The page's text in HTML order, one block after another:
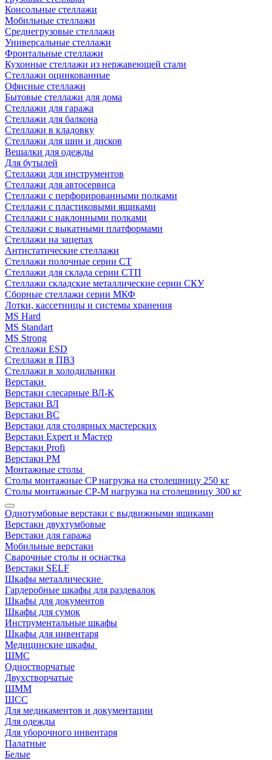
Консольные стеллажи
Мобильные стеллажи
Среднегрузовые стеллажи
Универсальные стеллажи
Фронтальные стеллажи
Кухонные стеллажи из нержавеющей стали
Стеллажи оцинкованные
Офисные стеллажи
Бытовые стеллажи для дома
Стеллажи для гаража
Стеллажи для балкона
Стеллажи в кладовку
Стеллажи для шин и дисков
Вешалки для одежды
Для бутылей
Стеллажи для инструментов
Стеллажи для автосервиса
Стеллажи с перфорированными полками
Стеллажи с пластиковыми ящиками
Стеллажи с наклонными полками
Стеллажи с выкатными платформами
Стеллажи на зацепах
Антистатические стеллажи
Стеллажи полочные серии СТ
Стеллажи для склада серии СТП
Стеллажи складские металлические серии СКУ
Сборные стеллажи серии МКФ
Лотки, кассетницы и системы хранения
MS Hard
MS Standart
MS Strong
Стеллажи ESD
Стеллажи в ПВЗ
Стеллажи в холодильники
Верстаки
Верстаки слесарные ВЛ-К
Верстаки ВЛ
Верстаки ВС
Верстаки для столярных мастерских
Верстаки Expert и Мастер
Верстаки Profi
Верстаки РМ
Монтажные столы
Столы монтажные СP нагрузка на столешницу 250 кг
Столы монтажные СР-М нагрузка на столешницу 300 кг
Однотумбовые верстаки с выдвижными ящиками
Верстаки двухтумбовые
Верстаки для гаража
Мобильные верстаки
Сварочные столы и оснастка
Верстаки SELF
Шкафы металлические
Гардеробные шкафы для раздевалок
Шкафы для документов
Шкафы для сумок
Инструментальные шкафы
Шкафы для инвентаря
Медицинские шкафы
ШМС
Одностворчатые
Двухстворчатые
ШММ
ШСС
Для медикаментов и документации
Для одежды
Для уборочного инвентаря
Палатные
Белые